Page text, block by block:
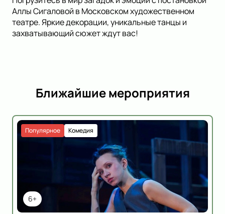
Аллы Сигаловой в Московском художественном
театре. Яркие декорации, уникальные танцы и
захватывающий сюжет ждут вас!
Ближайшие мероприятия
6+
Комедия
Популярное